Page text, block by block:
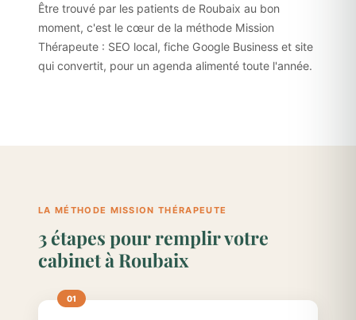
Être trouvé par les patients de Roubaix au bon
moment, c'est le cœur de la méthode Mission
Thérapeute : SEO local, fiche Google Business et site
qui convertit, pour un agenda alimenté toute l'année.
LA MÉTHODE MISSION THÉRAPEUTE
3 étapes pour remplir votre
cabinet à Roubaix